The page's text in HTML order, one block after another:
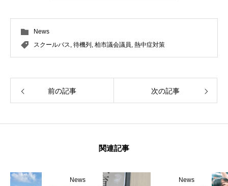
News
スクールバス, 待機列 , 柏市議会議員, 熱中症対策
前の記事 次の記事
関連記事
News